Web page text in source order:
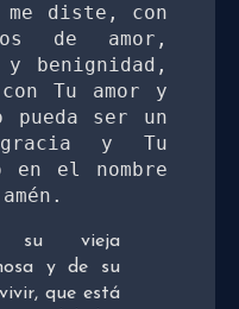
diste, con
de amor,
benignidad,
Tu amor y
pueda ser un
y Tu
el nombre
su vieja
y de su
que está